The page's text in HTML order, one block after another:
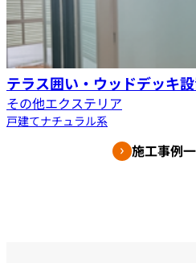
テラス囲い・ウッドデッキ
その他エクステリア
戸建てナチュラル系
施工事例